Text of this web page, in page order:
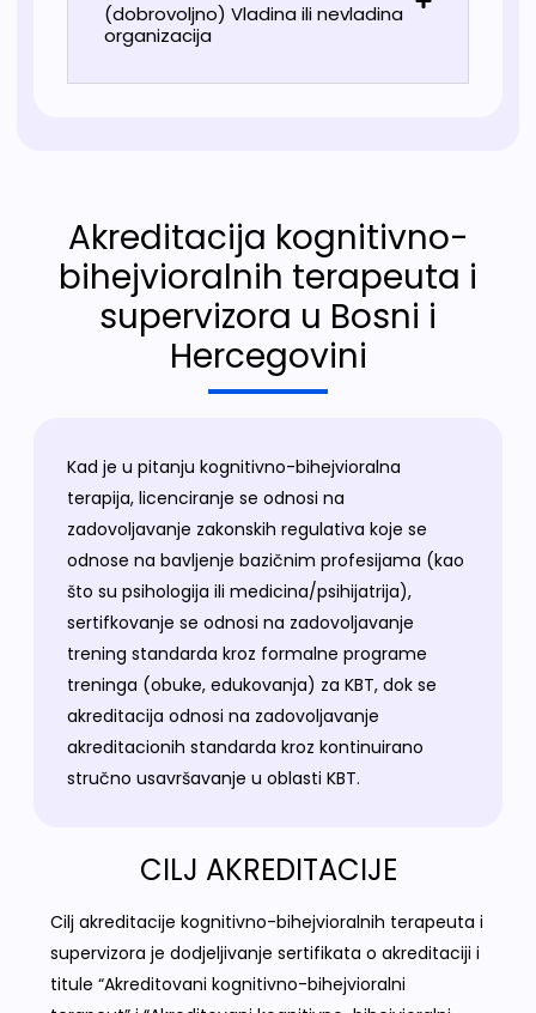
(dobrovoljno) Vladina ili nevladina
organizacija
Akreditacija kognitivno-
bihejvioralnih terapeuta i
supervizora u Bosni i
Hercegovini
Kad je u pitanju kognitivno-bihejvioralna
terapija, licenciranje se odnosi na
zadovoljavanje zakonskih regulativa koje se
odnose na bavljenje bazičnim profesijama (kao
što su psihologija ili medicina/psihijatrija),
sertifkovanje se odnosi na zadovoljavanje
trening standarda kroz formalne programe
treninga (obuke, edukovanja) za KBT, dok se
akreditacija odnosi na zadovoljavanje
akreditacionih standarda kroz kontinuirano
stručno usavršavanje u oblasti KBT.
CILJ AKREDITACIJE
Cilj akreditacije kognitivno-bihejvioralnih terapeuta i
supervizora je dodjeljivanje sertifikata o akreditaciji i
titule “Akreditovani kognitivno-bihejvioralni